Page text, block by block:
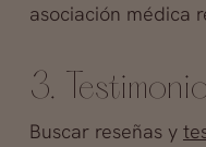
asociación médica
3.
Buscar reseñas y